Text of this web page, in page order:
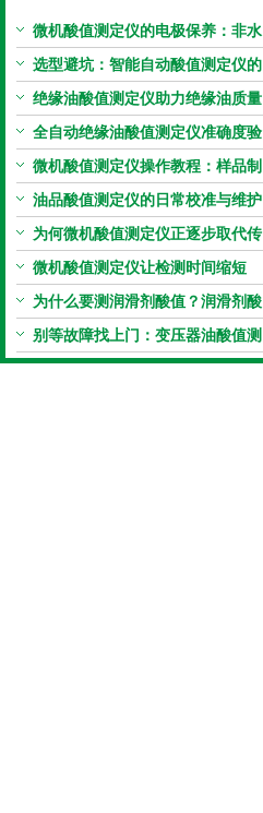
微机酸值测定仪的电极保养：非水
电极的清洗与活化方法
选型避坑：智能自动酸值测定仪的
加热功率与萃取时间关系
绝缘油酸值测定仪助力绝缘油质量
把控，降低设备故障
全自动绝缘油酸值测定仪准确度验
证：标准物质标定步骤
微机酸值测定仪操作教程：样品制
备、参数设置与结果解读
油品酸值测定仪的日常校准与维护
流程
为何微机酸值测定仪正逐步取代传
统手动滴定法？
微机酸值测定仪让检测时间缩短
50%
为什么要测润滑剂酸值？润滑剂酸
值测定法告诉你答案
别等故障找上门：变压器油酸值测
试仪的预警功能